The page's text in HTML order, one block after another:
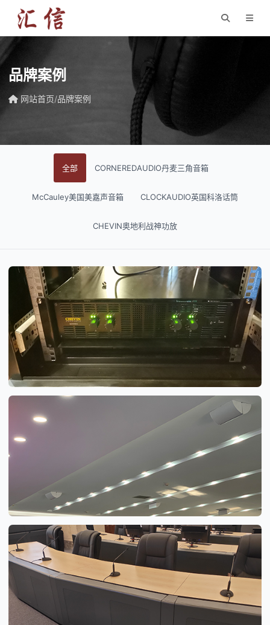
品牌案例
网站首页/品牌案例
全部 CORNEREDAUDIO丹麦三角音箱
McCauley美国美嘉声音箱 CLOCKAUDIO英国科洛话筒
CHEVIN奥地利战神功放